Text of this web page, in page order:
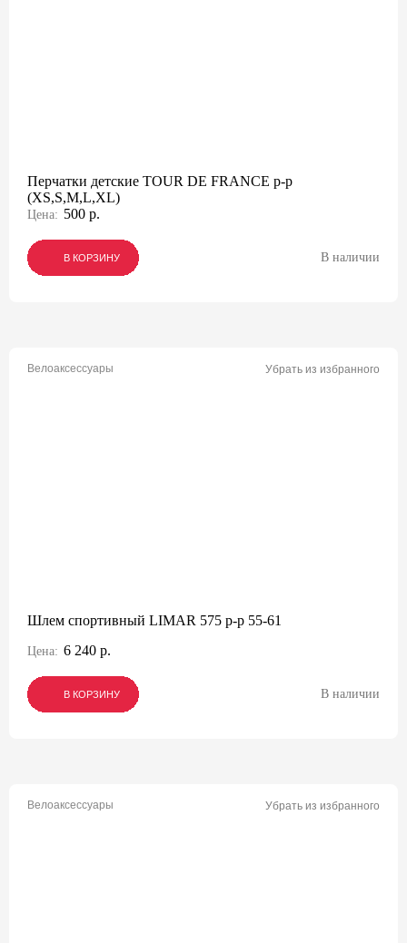
Перчатки детские TOUR DE FRANCE р-р
(XS,S,M,L,XL)
Цена: 500 р.
В КОРЗИНУ
В КОРЗИНУ
В КОРЗИНУ В наличии
Велоаксессуары Убрать из избранного
Шлем спортивный LIMAR 575 р-р 55-61
Цена: 6 240 р.
В КОРЗИНУ
В КОРЗИНУ
В КОРЗИНУ В наличии
Велоаксессуары Убрать из избранного